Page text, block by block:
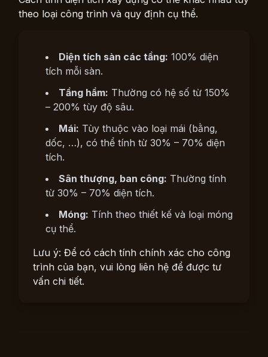
theo loại công trình và quy định cụ thể.
Diện tích sàn các tầng: 100% diện
tích mỗi sàn.
Tầng hầm: Thường có hệ số từ 150%
– 200% tùy độ sâu.
Mái: Tùy thuộc vào loại mái (bằng,
dốc, …), có thể tính từ 30% – 70% diện
tích.
Sân thượng, ban công: Thường tính
từ 30% – 70% diện tích.
Móng: Tính theo thiết kế và loại móng
cụ thể.
Lưu ý: Để có cách tính chính xác cho công
trình của bạn, vui lòng liên hệ để được tư
vấn chi tiết.